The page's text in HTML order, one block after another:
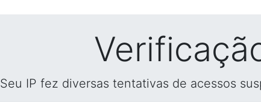
Seu IP fez diversas tentativas de acessos